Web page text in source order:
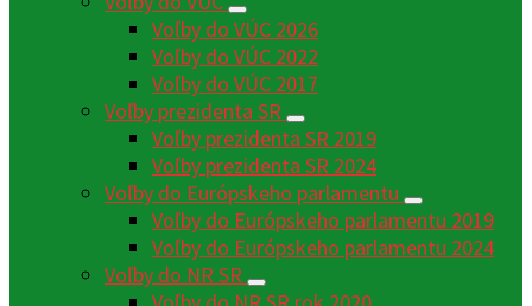
Voľby do VÚC 2026
Voľby do VÚC 2022
Voľby do VÚC 2017
Voľby prezidenta SR
Voľby prezidenta SR 2019
Voľby prezidenta SR 2024
Voľby do Európskeho parlamentu
Voľby do Európskeho parlamentu 2019
Voľby do Európskeho parlamentu 2024
Voľby do NR SR